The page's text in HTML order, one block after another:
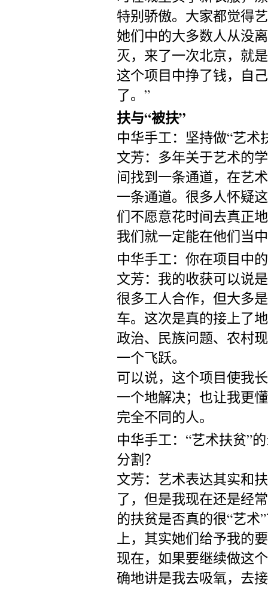
特别骄傲。大家都觉得
她们中的大多数人从没
灭，来了一次北京，就
这个项目中挣了钱，自
了。”
扶与“被扶”
中华手工：坚持做“艺
文芳：多年关于艺术的
间找到一条通道，在艺
一条通道。很多人怀疑
们不愿意花时间去真正
我们就一定能在他们当
中华手工：你在项目中
文芳：我的收获可以说
很多工人合作，但大多
车。这次是真的接上了
政治、民族问题、农村
一个飞跃。
可以说，这个项目使我
一个地解决；也让我更
完全不同的人。
中华手工：“艺术扶贫”
分割？
文芳：艺术表达其实和
了，但是我现在还是经
的扶贫是否真的很“艺
上，其实她们给予我的
现在，如果要继续做这
确地讲是我去吸氧，去